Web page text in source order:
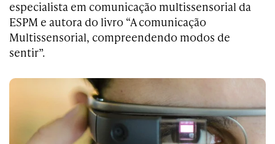
especialista em comunicação multissensorial da
ESPM e autora do livro “A comunicação
Multissensorial, compreendendo modos de
sentir”.